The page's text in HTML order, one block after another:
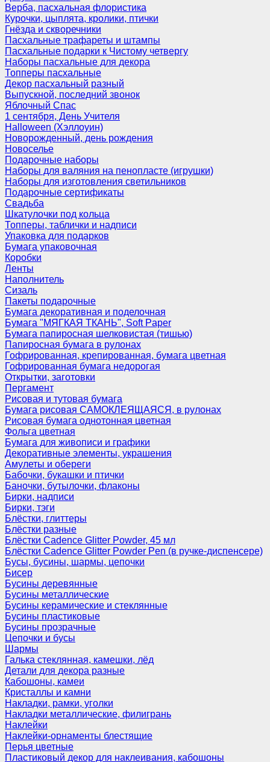
Верба, пасхальная флористика
Курочки, цыплята, кролики, птички
Гнёзда и скворечники
Пасхальные трафареты и штампы
Пасхальные подарки к Чистому четвергу
Наборы пасхальные для декора
Топперы пасхальные
Декор пасхальный разный
Выпускной, последний звонок
Яблочный Спас
1 сентября, День Учителя
Halloween (Хэллоуин)
Новорожденный, день рождения
Новоселье
Подарочные наборы
Наборы для валяния на пенопласте (игрушки)
Наборы для изготовления светильников
Подарочные сертификаты
Свадьба
Шкатулочки под кольца
Топперы, таблички и надписи
Упаковка для подарков
Бумага упаковочная
Коробки
Ленты
Наполнитель
Сизаль
Пакеты подарочные
Бумага декоративная и поделочная
Бумага "МЯГКАЯ ТКАНЬ", Soft Paper
Бумага папиросная шелковистая (тишью)
Папиросная бумага в рулонах
Гофрированная, крепированная, бумага цветная
Гофрированная бумага недорогая
Открытки, заготовки
Пергамент
Рисовая и тутовая бумага
Бумага рисовая САМОКЛЕЯЩАЯСЯ, в рулонах
Рисовая бумага однотонная цветная
Фольга цветная
Бумага для живописи и графики
Декоративные элементы, украшения
Амулеты и обереги
Бабочки, букашки и птички
Баночки, бутылочки, флаконы
Бирки, надписи
Бирки, тэги
Блёстки, глиттеры
Блёстки разные
Блёстки Cadence Glitter Powder, 45 мл
Блёстки Cadence Glitter Powder Pen (в ручке-диспенсере)
Бусы, бусины, шармы, цепочки
Бисер
Бусины деревянные
Бусины металлические
Бусины керамические и стеклянные
Бусины пластиковые
Бусины прозрачные
Цепочки и бусы
Шармы
Галька стеклянная, камешки, лёд
Детали для декора разные
Кабошоны, камеи
Кристаллы и камни
Накладки, рамки, уголки
Накладки металлические, филигрань
Наклейки
Наклейки-орнаменты блестящие
Перья цветные
Пластиковый декор для наклеивания, кабошоны